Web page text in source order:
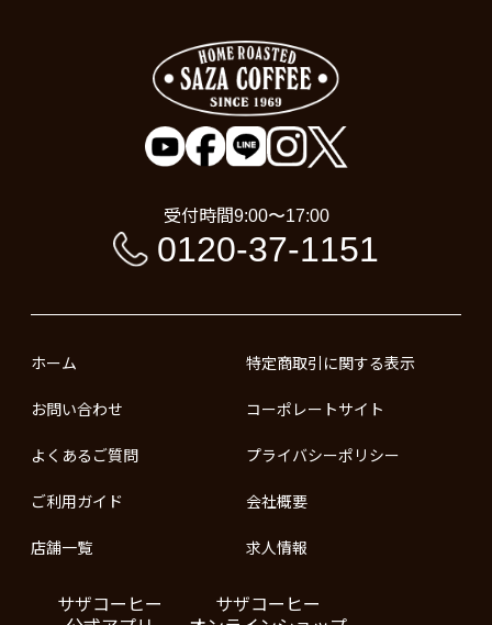
受付時間9:00〜17:00
0120-37-1151
ホーム
お問い合わせ
よくあるご質問
ご利用ガイド
店舗一覧
特定商取引に関する表示
コーポレートサイト
プライバシーポリシー
会社概要
求人情報
サザコーヒー
サザコーヒー